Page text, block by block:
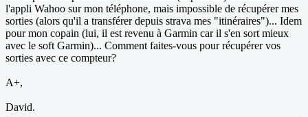
l'appli Wahoo sur mon téléphone, mais impossible de récupérer mes
sorties (alors qu'il a transférer depuis strava mes "itinéraires")... Idem
pour mon copain (lui, il est revenu à Garmin car il s'en sort mieux
avec le soft Garmin)... Comment faites-vous pour récupérer vos
sorties avec ce compteur?
A+,
David.